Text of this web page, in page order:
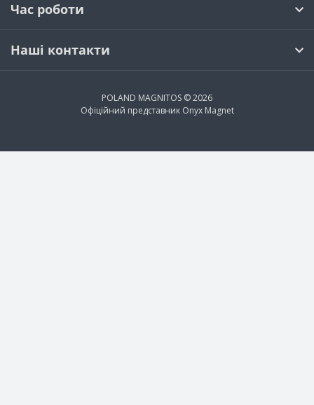
Час роботи
Наші контакти
POLAND MAGNITOS © 2026
Офіційний представник Onyx Magnet